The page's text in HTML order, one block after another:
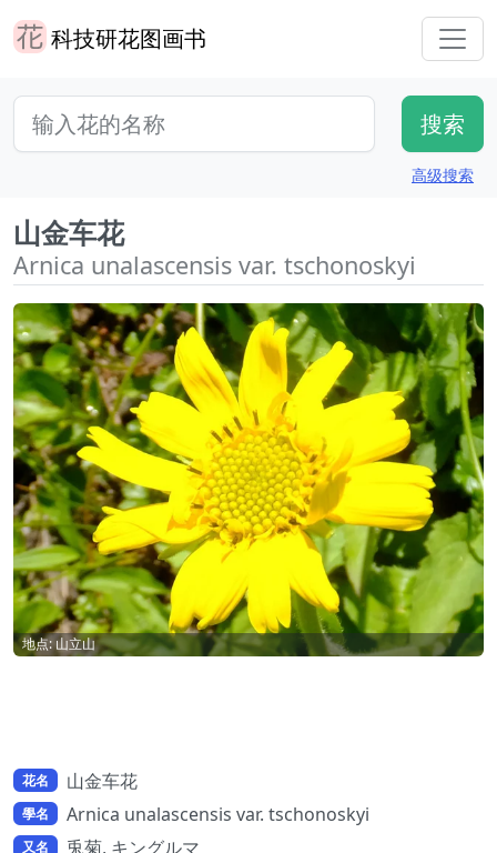
科技研花图画书
高级搜索
山金车花
Arnica unalascensis var. tschonoskyi
地点: 山立山
花名 山金车花
學名 Arnica unalascensis var. tschonoskyi
又名 兎菊, キングルマ